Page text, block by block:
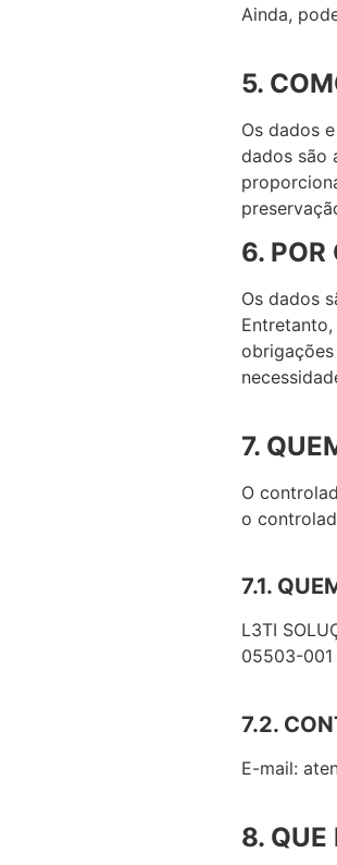
Ainda,
5.
Os dados
dados são
6. POR
Os dados
obrigações
7.
O
o
7.1.
L3TI
05503-001
7.2.
E-mail:
8. QUE